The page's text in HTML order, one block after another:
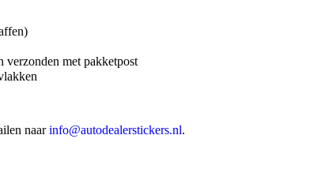
verzonden met pakketpost
naarinfo@autodealerstickers.nl.